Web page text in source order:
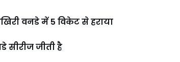
वनडे में 5 विकेट से हराया
सीरीज जीती है